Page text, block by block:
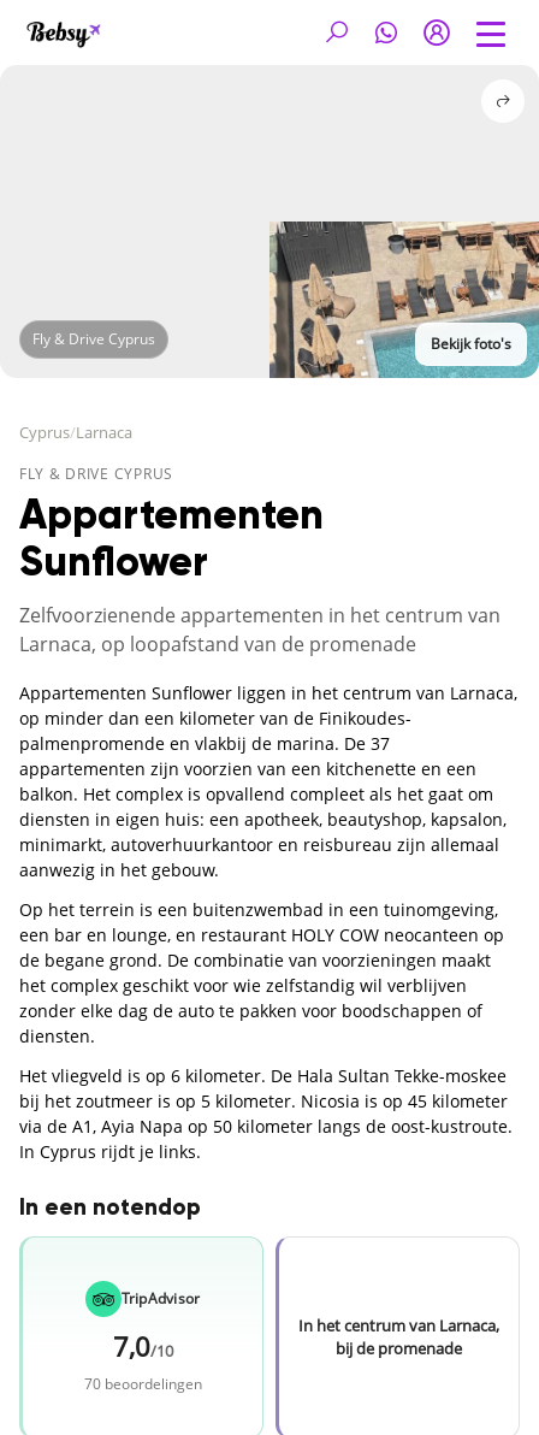
Fly & Drive Cyprus Bekijk foto's
Cyprus/Larnaca
FLY & DRIVE CYPRUS
Appartementen
Sunflower
Zelfvoorzienende appartementen in het centrum van
Larnaca, op loopafstand van de promenade
Appartementen Sunflower liggen in het centrum van Larnaca,
op minder dan een kilometer van de Finikoudes-
palmenpromende en vlakbij de marina. De 37
appartementen zijn voorzien van een kitchenette en een
balkon. Het complex is opvallend compleet als het gaat om
diensten in eigen huis: een apotheek, beautyshop, kapsalon,
minimarkt, autoverhuurkantoor en reisbureau zijn allemaal
aanwezig in het gebouw.
Op het terrein is een buitenzwembad in een tuinomgeving,
een bar en lounge, en restaurant HOLY COW neocanteen op
de begane grond. De combinatie van voorzieningen maakt
het complex geschikt voor wie zelfstandig wil verblijven
zonder elke dag de auto te pakken voor boodschappen of
diensten.
Het vliegveld is op 6 kilometer. De Hala Sultan Tekke-moskee
bij het zoutmeer is op 5 kilometer. Nicosia is op 45 kilometer
via de A1, Ayia Napa op 50 kilometer langs de oost-kustroute.
In Cyprus rijdt je links.
In een notendop
TripAdvisor
7,0/10
70 beoordelingen
In het centrum van Larnaca,
bij de promenade